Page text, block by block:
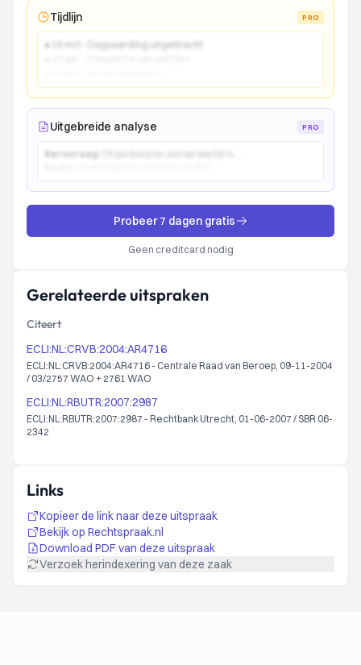
Tijdlijn PRO
● 15 mrt - Dagvaarding uitgebracht
Uitgebreide analyse PRO
Kernvraag:
Probeer 7 dagen gratis
Geen creditcard nodig
Gerelateerde uitspraken
Citeert
ECLI:NL:CRVB:2004:AR4716
ECLI:NL:CRVB:2004:AR4716 - Centrale Raad van Beroep, 09-11-2004
/ 03/2757 WAO + 2761 WAO
ECLI:NL:RBUTR:2007:2987
ECLI:NL:RBUTR:2007:2987 - Rechtbank Utrecht, 01-06-2007 / SBR 06-
2342
Links
Kopieer de link naar deze uitspraak
Bekijk op Rechtspraak.nl
Download PDF van deze uitspraak
Verzoek herindexering van deze zaak